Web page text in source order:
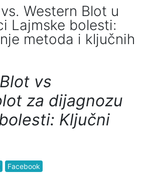
Western Blot u
Lajmske bolesti:
metoda i ključnih
vs
za dijagnozu
Ključni
Facebook